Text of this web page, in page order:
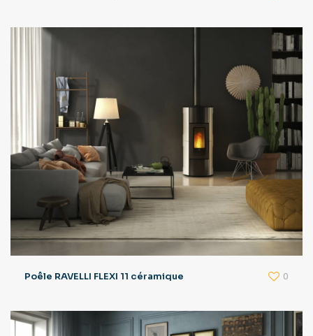
Poêle RAVELLI FLEXI 11 céramique 0